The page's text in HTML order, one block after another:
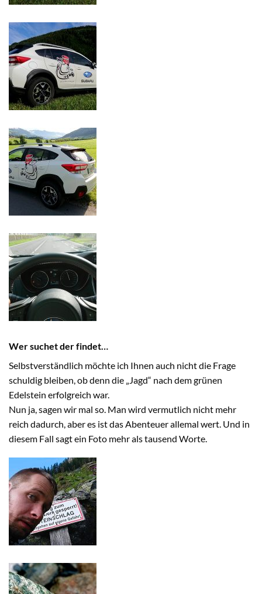
Wer suchet der findet…
Selbstverständlich möchte ich Ihnen auch nicht die Frage
schuldig bleiben, ob denn die „Jagd“ nach dem grünen
Edelstein erfolgreich war.
Nun ja, sagen wir mal so. Man wird vermutlich nicht mehr
reich dadurch, aber es ist das Abenteuer allemal wert. Und in
diesem Fall sagt ein Foto mehr als tausend Worte.